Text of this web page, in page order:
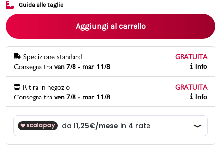
Gift card
Guida alle taglie
Aggiungi al carrello
Spedizione standard
GRATUITA
Consegna tra ven 7/8 - mar 11/8 Info
Ritira in negozio
GRATUITA
Consegna tra ven 7/8 - mar 11/8 Info